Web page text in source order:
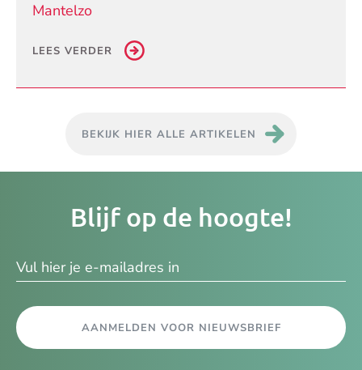
Mantelzo
LEES VERDER
BEKIJK HIER ALLE ARTIKELEN
Blijf op de hoogte!
AANMELDEN VOOR NIEUWSBRIEF